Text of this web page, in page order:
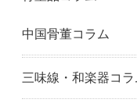
中国骨董コラム
三味線・和楽器コラ